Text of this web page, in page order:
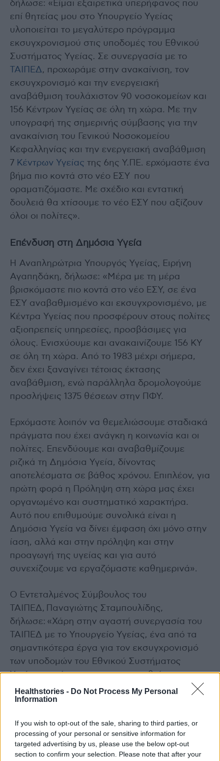
Healthstories - Do Not Process My Personal
Information
If you wish to opt-out of the sale, sharing to third parties, or
processing of your personal or sensitive information for
targeted advertising by us, please use the below opt-out
section to confirm your selection. Please note that after your
δήλωσε: «Είμαι εξαιρετικά υπερήφανος που
επί θητείας μου στο Υπουργείο Υγείας
υλοποιείται το μεγαλύτερο πρόγραμμα
εκσυγχρονισμού στις υποδομές του Εθνικού
Συστήματος Υγείας. Σε συνεργασία με το
ΤΑΙΠΕΔ, προχωράμε στην ανακαίνιση, τον
εκσυγχρονισμό και την ενεργειακή
αναβάθμιση τουλάχιστον 90 νοσοκομείων και
156 Κέντρων Υγείας σε όλη τη χώρα. Με την
υπογραφή της σημερινής σύμβασης για την
ανακαίνιση του Γενικού Νοσοκομείου
Κεφαλληνίας και την ενεργειακή αναβάθμιση
7 Κέντρων Υγείας της 6ης Υ.ΠΕ. ερχόμαστε ένα
βήμα πιο κοντά στο νέο ΕΣΥ που
οραματιζόμαστε. Με σχέδιο και εντατική
δουλειά θα χτίσουμε το νέο ΕΣΥ που αξίζουν
όλοι οι πολίτες».
Επένδυση στη Δημόσια Υγεία
Η Αναπληρώτρια Υπουργός Υγείας, Ειρήνη
Αγαπηδάκη, δήλωσε: «Μέρα με τη μέρα
βρισκόμαστε πιο κοντά στο νέο ΕΣΥ, σε ένα
ΕΣΥ αναβαθμισμένο και εκσυγχρονισμένο, με
Κέντρα Υγείας που προσφέρουν στους πολίτες
αξιοπρεπείς υπηρεσίες, προσβάσιμες για
όλους. Ενισχύουμε και ανακαινίζουμε 156 ΚΥ
σε όλη τη χώρα. Από το 1983 μέχρι σήμερα,
δεν έχει ξαναγίνει τέτοιας έκτασης
αναβάθμιση, ενώ παράλληλα δρομολογούμε
προσλήψεις 1375 θέσεων στην ΠΦΥ.
Ερχόμαστε λοιπόν να θεμελιώσουμε σταδιακά
πράγματα που έχει ανάγκη η κοινωνία και οι
πολίτες. Επενδύουμε και αναβαθμίζουμε
ριζικά τη Δημόσια Υγεία, δίνοντας
αποτελέσματα σε βάθος χρόνου. Επιπλέον, για
πρώτη φορά η Πρόληψη στη χώρα μας έχει
οργανωμένο και συστηματικό χαρακτήρα.
Αυτό που επιθυμούμε συνολικά είναι η
Δημόσια Υγεία να δίνει έμφαση όχι μόνο στην
ίαση, αλλά και στην πρόληψη και στην
προαγωγή της υγείας και για αυτό
συνεχίζουμε να εργαζόμαστε καθημερινά».
Ο Εντεταλμένος Σύμβουλος του
ΤΑΙΠΕΔ, Παναγιώτης Σταμπουλίδης,
δήλωσε: «Χάρη στην αγαστή συνεργασία του
ΤΑΙΠΕΔ με το Υπουργείο Υγείας, ένα από τα
σημαντικότερα έργα για τον εκσυγχρονισμό
των υποδομών του Εθνικού Συστήματος
Υγείας που έχουν πραγματοποιηθεί τις
τελευταίες δεκαετίες στη Δυτική Ελλάδα,
παίρνει σάρκα και οστά.
Με την υπογραφή των σημερινών συμβάσεων,
ύψους 16 εκατ. ευρώ, ένα ακόμη νοσοκομείο
και 7 Κέντρα Υγείας της Περιφέρειας